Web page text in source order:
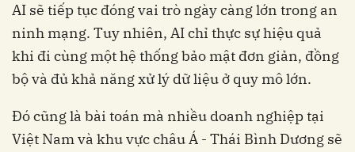
AI sẽ tiếp tục đóng vai trò ngày càng lớn trong an
ninh mạng. Tuy nhiên, AI chỉ thực sự hiệu quả
khi đi cùng một hệ thống bảo mật đơn giản, đồng
bộ và đủ khả năng xử lý dữ liệu ở quy mô lớn.
Đó cũng là bài toán mà nhiều doanh nghiệp tại
Việt Nam và khu vực châu Á - Thái Bình Dương sẽ